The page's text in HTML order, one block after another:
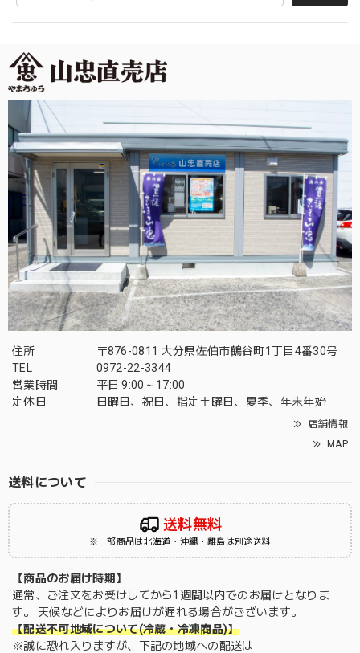
住所
〒876-0811 大分県佐伯市鶴谷町1丁目4番30号
TEL
0972-22-3344
営業時間
平日 9:00～17:00
定休日
日曜日、祝日、指定土曜日、夏季、年末年始
店舗情報
MAP
送料について
送料無料
※一部商品は北海道・沖縄・離島は別途送料
【商品のお届け時期】
通常、ご注文をお受けしてから1週間以内でのお届けとなりま
す。 天候などによりお届けが遅れる場合がございます。
【配送不可地域について(冷蔵・冷凍商品)】
※誠に恐れ入りますが、下記の地域への配送は